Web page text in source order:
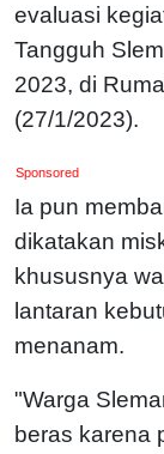
evaluasi
Tangguh
2023, di
(27/1/2023).
Sponsored
Ia pun
dikatakan
khususnya
lantaran
menanam.
"Warga
beras karena